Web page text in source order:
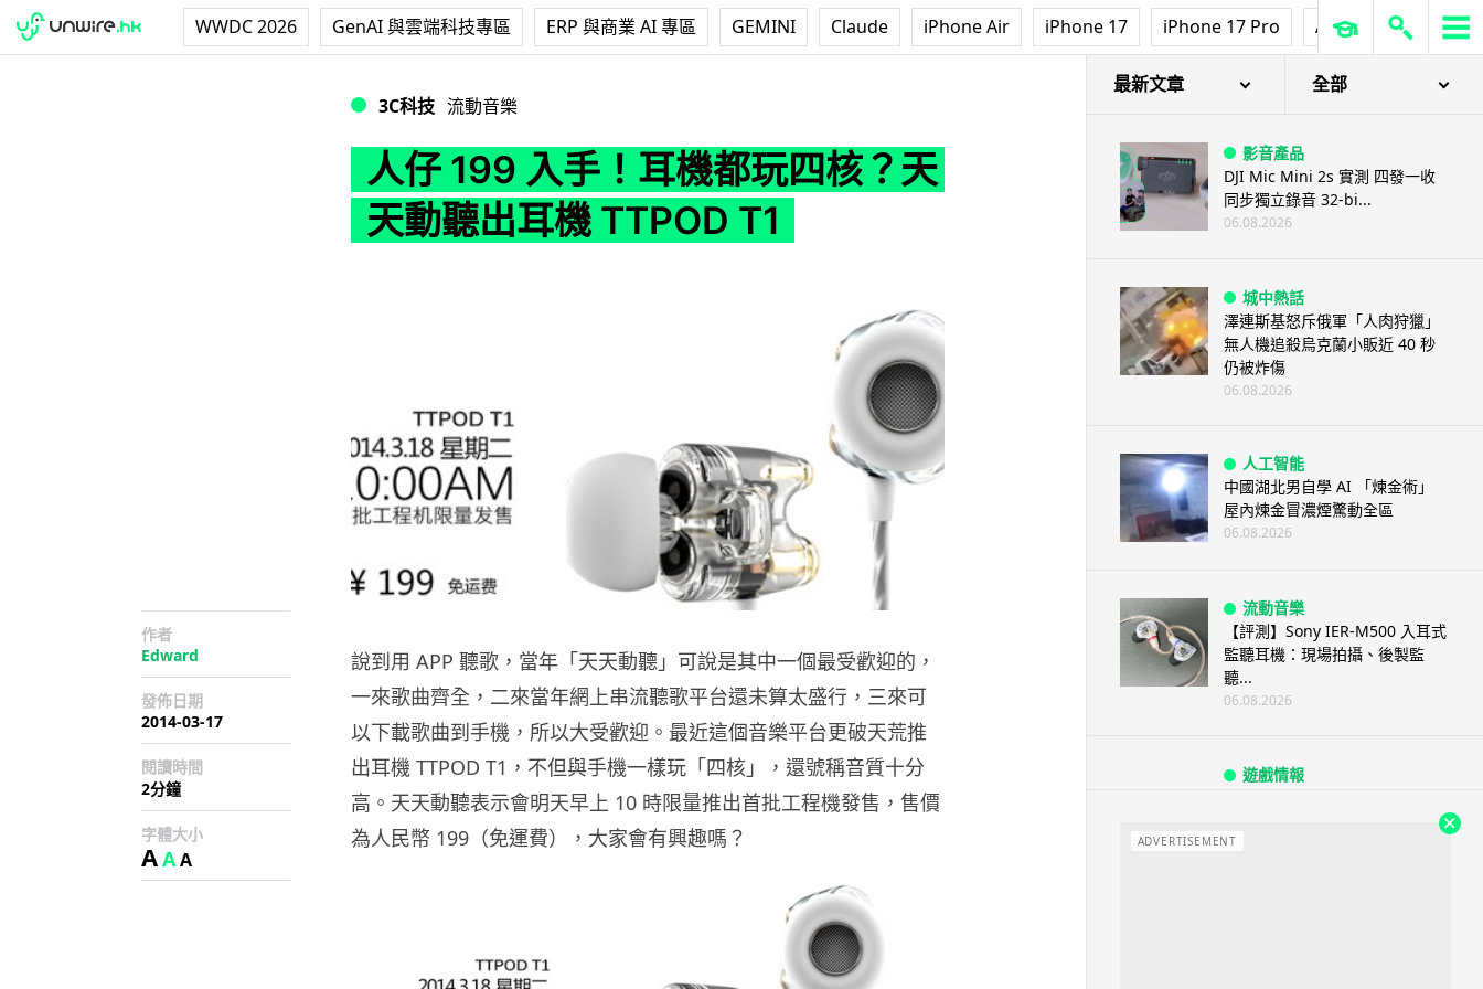
WWDC 2026 GenAI 與雲端科技專區 ERP 與商業 AI 專區 GEMINI Claude iPhone Air iPhone 17 iPhone 17 Pro AirPods Pro 3
3C科技 流動音樂
人仔 199 入手！耳機都玩四核？天
天動聽出耳機 TTPOD T1
作者
Edward
發佈日期
2014-03-17
閱讀時間
2分鐘
字體大小
AAA
說到用 APP 聽歌，當年「天天動聽」可說是其中一個最受歡迎的，
一來歌曲齊全，二來當年網上串流聽歌平台還未算太盛行，三來可
以下載歌曲到手機，所以大受歡迎。最近這個音樂平台更破天荒推
出耳機 TTPOD T1，不但與手機一樣玩「四核」，還號稱音質十分
高。天天動聽表示會明天早上 10 時限量推出首批工程機發售，售價
為人民幣 199（免運費），大家會有興趣嗎？
最新文章 全部
影音產品
DJI Mic Mini 2s 實測 四發一收
同步獨立錄音 32-bi...
06.08.2026
城中熱話
澤連斯基怒斥俄軍「人肉狩獵」
無人機追殺烏克蘭小販近 40 秒
仍被炸傷
06.08.2026
人工智能
中國湖北男自學 AI 「煉金術」
屋內煉金冒濃煙驚動全區
06.08.2026
流動音樂
【評測】Sony IER-M500 入耳式
監聽耳機：現場拍攝、後製監
聽...
06.08.2026
遊戲情報
「烏拉特克的詛咒」專訪：巢穴
不為提高世...
ADVERTISEMENT